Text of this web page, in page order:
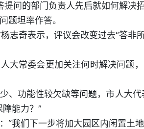
提问的部门负责人先后就如何解
题坦率作答。
杨志奇表示，评议会改变过去“答非
大常委会更加关注何时解决问题
、功能性较欠缺等问题，市人大
障能力？”
“我们下一步将加大园区内闲置土